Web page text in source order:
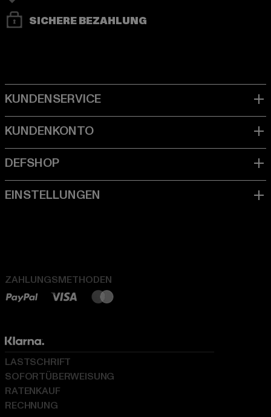
SICHERE BEZAHLUNG
ZAHLUNGSMETHODEN
LASTSCHRIFT
SOFORTÜBERWEISUNG
RATENKAUF
RECHNUNG